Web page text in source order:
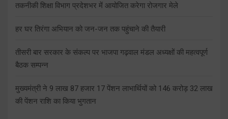
तकनीकी शिक्षा विभाग प्रदेशभर में आयोजित करेगा रोजगार मेले
हर घर तिरंगा अभियान को जन-जन तक पहुंचाने की तैयारी
तीसरी बार सरकार के संकल्प पर भाजपा गढ़वाल मंडल अध्यक्षों की महत्वपूर्ण
बैठक सम्पन्न
मुख्यमंत्री ने 9 लाख 87 हजार 17 पेंशन लाभार्थियों को 146 करोड़ 32 लाख
की पेंशन राशि का किया भुगतान